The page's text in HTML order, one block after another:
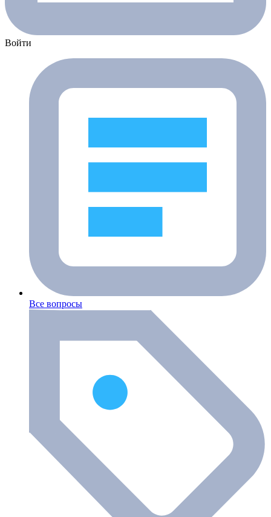
Войти
Все вопросы